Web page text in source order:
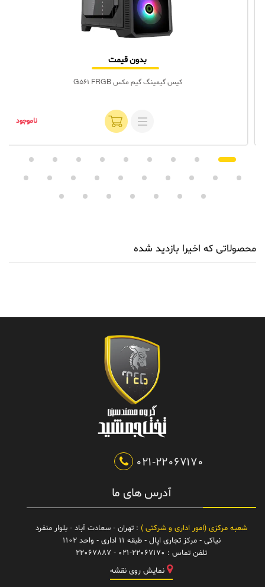
بدون قیمت
کیس گیمینگ گیم‌ مکس G561 FRGB
ناموجود
محصولاتی که اخیرا بازدید شده
021-22067170
آدرس های ما
شعبه مرکزی (امور اداری و شرکتی ) : تهران - سعادت آباد - بلوار منفرد
نیاکی - مرکز تجاری اپال - طبقه 11 اداری - واحد 1102
تلفن تماس : 021-22067170 - 22067887
نمایش روی نقشه